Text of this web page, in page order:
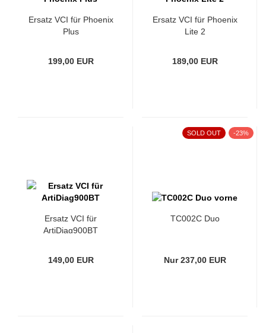
Ersatz VCI für Phoenix
Plus
199,00 EUR
Ersatz VCI für Phoenix
Lite 2
189,00 EUR
Ersatz VCI für
ArtiDiag900BT
149,00 EUR
SOLD OUT -23%
TC002C Duo
Nur 237,00 EUR